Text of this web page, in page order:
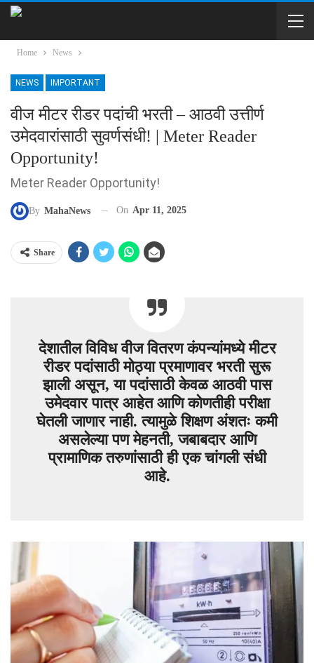
Home News
NEWS IMPORTANT
वीज मीटर रीडर पदांची भरती – आठवी उत्तीर्ण
उमेदवारांसाठी सुवर्णसंधी! | Meter Reader
Opportunity!
Meter Reader Opportunity!
By MahaNews On Apr 11, 2025
Share
देशातील विविध वीज वितरण कंपन्यांमध्ये मीटर
रीडर पदांसाठी मोठ्या प्रमाणावर भरती सुरू
झाली असून, या पदांसाठी केवळ आठवी पास
उमेदवार पात्र आहेत आणि कोणतीही परीक्षा
घेतली जाणार नाही. त्यामुळे शिक्षण अंशतः कमी
असलेल्या पण मेहनती, जबाबदार आणि
प्रामाणिक तरुणांसाठी ही एक चांगली संधी
आहे.